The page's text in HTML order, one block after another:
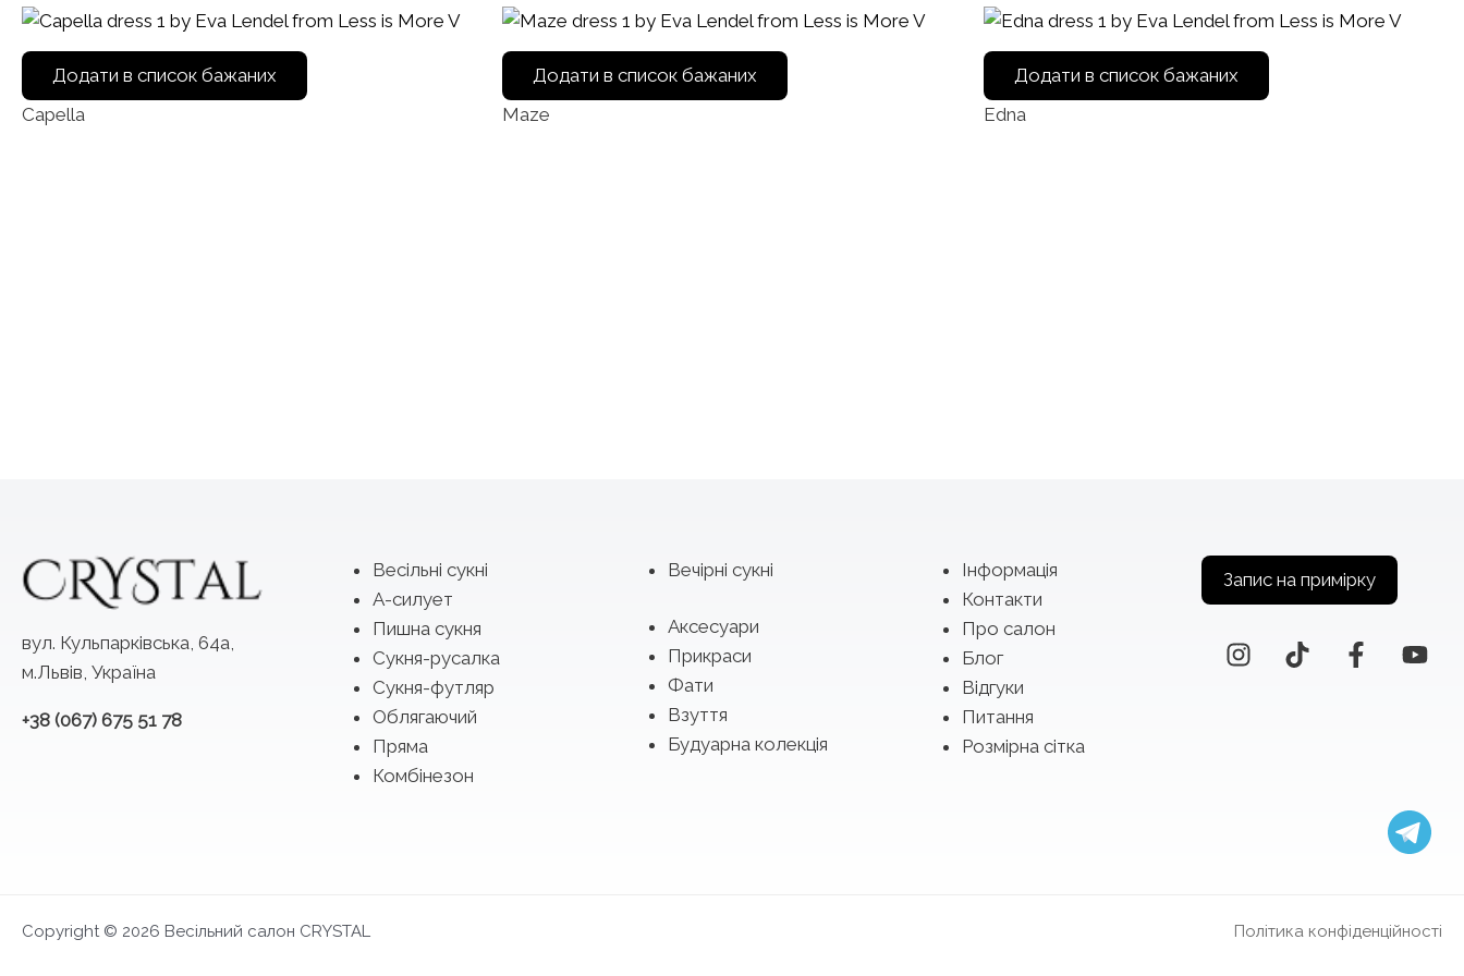
Додати в список бажаних
Capella
Додати в список бажаних
Maze
Додати в список бажаних
Edna
вул. Кульпарківська, 64а,
м.Львів, Україна
+38 (067) 675 51 78
Весільні сукні
А-силует
Пишна сукня
Сукня-русалка
Сукня-футляр
Облягаючий
Пряма
Комбінезон
Вечірні сукні
Аксесуари
Прикраси
Фати
Взуття
Будуарна колекція
Інформація
Контакти
Про салон
Блог
Відгуки
Питання
Розмірна сітка
Запис на примірку
Copyright © 2026 Весільний салон CRYSTAL Політика конфіденційності